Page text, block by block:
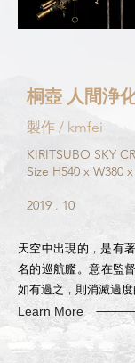
桐壺 人間浄
製作 / kmfei
KIRITSUBO SKY
Size H540 x W380
2019 . 10
天空中出現的，是有
名的巡航艦。 意在監
如有過之，則消滅過度
Learn More